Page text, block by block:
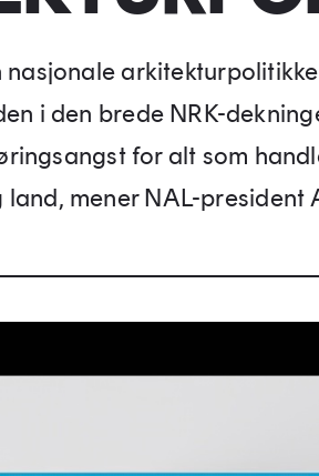
i den brede NRK-
for alt som
land, mener NAL-president